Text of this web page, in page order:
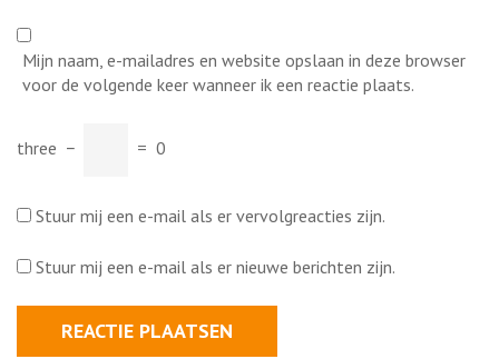
Mijn naam, e-mailadres en website opslaan in deze browser
voor de volgende keer wanneer ik een reactie plaats.
three − = 0
Stuur mij een e-mail als er vervolgreacties zijn.
Stuur mij een e-mail als er nieuwe berichten zijn.